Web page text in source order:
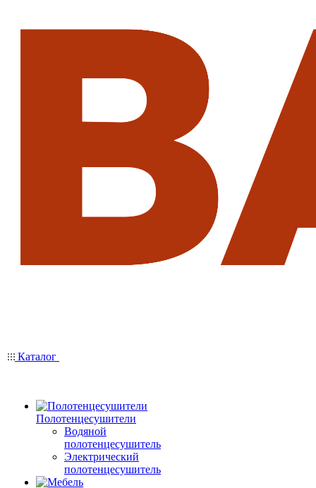
Каталог
Полотенцесушители
Водяной
полотенцесушитель
Электрический
полотенцесушитель